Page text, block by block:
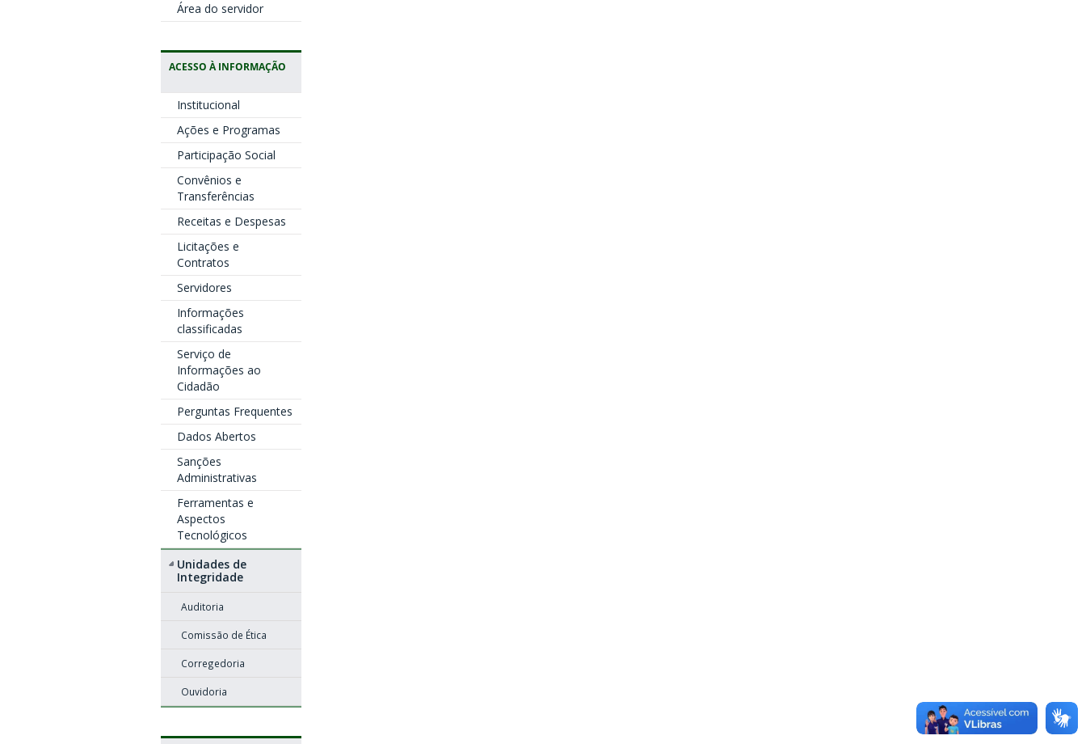
Área do servidor
ACESSO À INFORMAÇÃO
Institucional
Ações e Programas
Participação Social
Convênios e
Transferências
Receitas e Despesas
Licitações e
Contratos
Servidores
Informações
classificadas
Serviço de
Informações ao
Cidadão
Perguntas Frequentes
Dados Abertos
Sanções
Administrativas
Ferramentas e
Aspectos
Tecnológicos
Unidades de
Integridade
Auditoria
Comissão de Ética
Corregedoria
Ouvidoria